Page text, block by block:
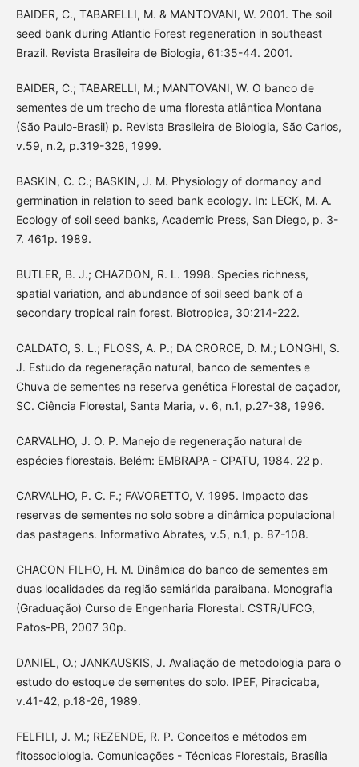
BAIDER, C., TABARELLI, M. & MANTOVANI, W. 2001. The soil
seed bank during Atlantic Forest regeneration in southeast
Brazil. Revista Brasileira de Biologia, 61:35-44. 2001.
BAIDER, C.; TABARELLI, M.; MANTOVANI, W. O banco de
sementes de um trecho de uma floresta atlântica Montana
(São Paulo-Brasil) p. Revista Brasileira de Biologia, São Carlos,
v.59, n.2, p.319-328, 1999.
BASKIN, C. C.; BASKIN, J. M. Physiology of dormancy and
germination in relation to seed bank ecology. In: LECK, M. A.
Ecology of soil seed banks, Academic Press, San Diego, p. 3-
7. 461p. 1989.
BUTLER, B. J.; CHAZDON, R. L. 1998. Species richness,
spatial variation, and abundance of soil seed bank of a
secondary tropical rain forest. Biotropica, 30:214-222.
CALDATO, S. L.; FLOSS, A. P.; DA CRORCE, D. M.; LONGHI, S.
J. Estudo da regeneração natural, banco de sementes e
Chuva de sementes na reserva genética Florestal de caçador,
SC. Ciência Florestal, Santa Maria, v. 6, n.1, p.27-38, 1996.
CARVALHO, J. O. P. Manejo de regeneração natural de
espécies florestais. Belém: EMBRAPA - CPATU, 1984. 22 p.
CARVALHO, P. C. F.; FAVORETTO, V. 1995. Impacto das
reservas de sementes no solo sobre a dinâmica populacional
das pastagens. Informativo Abrates, v.5, n.1, p. 87-108.
CHACON FILHO, H. M. Dinâmica do banco de sementes em
duas localidades da região semiárida paraibana. Monografia
(Graduação) Curso de Engenharia Florestal. CSTR/UFCG,
Patos-PB, 2007 30p.
DANIEL, O.; JANKAUSKIS, J. Avaliação de metodologia para o
estudo do estoque de sementes do solo. IPEF, Piracicaba,
v.41-42, p.18-26, 1989.
FELFILI, J. M.; REZENDE, R. P. Conceitos e métodos em
fitossociologia. Comunicações - Técnicas Florestais, Brasília